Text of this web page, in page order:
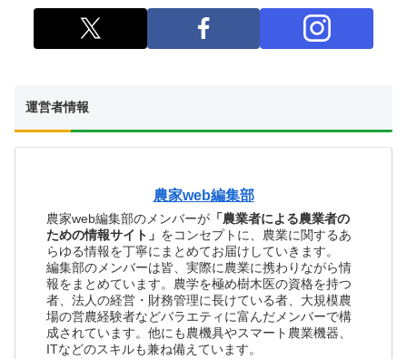
運営者情報
農家web編集部
農家web編集部のメンバーが 「農業者による農業者の
ための情報サイト」 をコンセプトに、農業に関するあ
らゆる情報を丁寧にまとめてお届けしていきます。
編集部のメンバーは皆、実際に農業に携わりながら情
報をまとめています。農学を極め樹木医の資格を持つ
者、法人の経営・財務管理に長けている者、大規模農
場の営農経験者などバラエティに富んだメンバーで構
成されています。他にも農機具やスマート農業機器、
ITなどのスキルも兼ね備えています。